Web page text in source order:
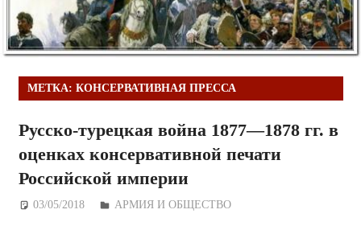
МЕТКА: КОНСЕРВАТИВНАЯ ПРЕССА
Русско-турецкая война 1877—1878 гг. в
оценках консервативной печати
Российской империи
03/05/2018 Дежурный по Редакции
АРМИЯ И ОБЩЕСТВО